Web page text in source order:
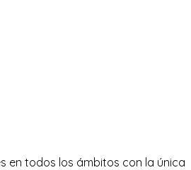
en todos los ámbitos con la única